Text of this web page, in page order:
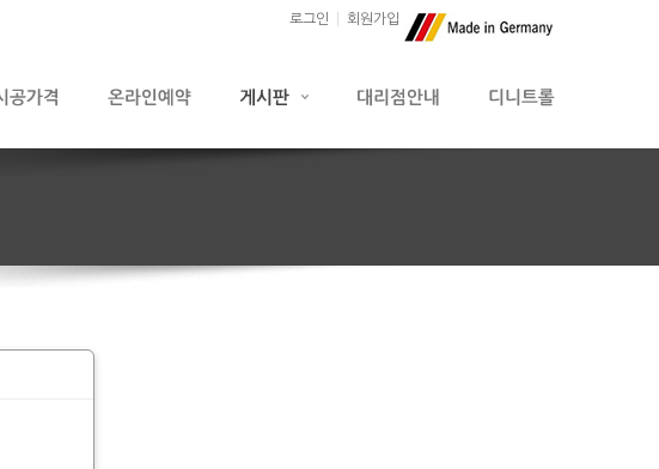
로그인 회원가입